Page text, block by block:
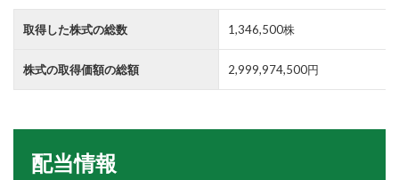
取得した株式の総数 1,346,500株
株式の取得価額の総額 2,999,974,500円
配当情報